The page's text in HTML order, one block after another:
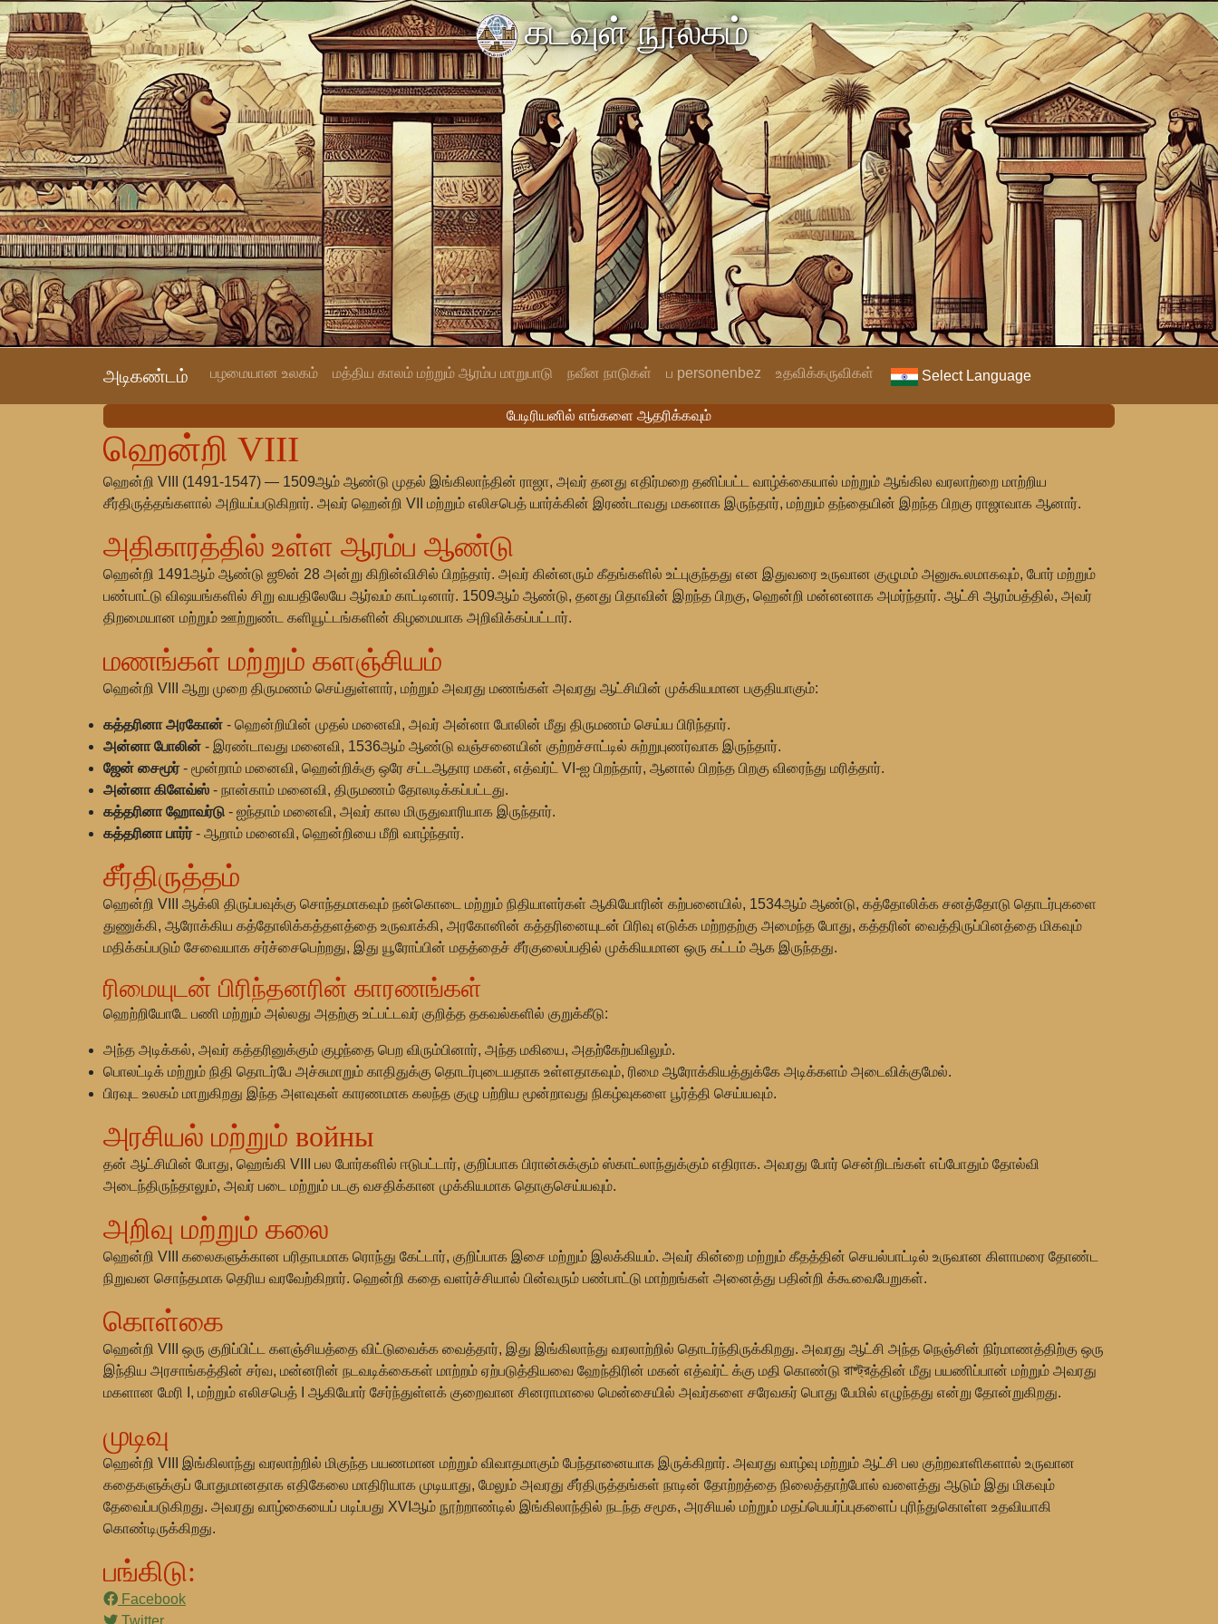
கடவுள் நூலகம்
அடிகண்டம் பழமையான உலகம் மத்திய காலம் மற்றும் ஆரம்ப மாறுபாடு நவீன நாடுகள் ப personenbez உதவிக்கருவிகள் Select Language
பேடிரியனில் எங்களை ஆதரிக்கவும்
ஹென்றி VIII
ஹென்றி VIII (1491-1547) — 1509ஆம் ஆண்டு முதல் இங்கிலாந்தின் ராஜா, அவர் தனது எதிர்மறை தனிப்பட்ட வாழ்க்கையால் மற்றும் ஆங்கில வரலாற்றை மாற்றிய
சீர்திருத்தங்களால் அறியப்படுகிறார். அவர் ஹென்றி VII மற்றும் எலிசபெத் யார்க்கின் இரண்டாவது மகனாக இருந்தார், மற்றும் தந்தையின் இறந்த பிறகு ராஜாவாக ஆனார்.
அதிகாரத்தில் உள்ள ஆரம்ப ஆண்டு
ஹென்றி 1491ஆம் ஆண்டு ஜூன் 28 அன்று கிறின்விசில் பிறந்தார். அவர் கின்னரும் கீதங்களில் உட்புகுந்தது என இதுவரை உருவான குழுமம் அனுகூலமாகவும், போர் மற்றும்
பண்பாட்டு விஷயங்களில் சிறு வயதிலேயே ஆர்வம் காட்டினார். 1509ஆம் ஆண்டு, தனது பிதாவின் இறந்த பிறகு, ஹென்றி மன்னனாக அமர்ந்தார். ஆட்சி ஆரம்பத்தில், அவர்
திறமையான மற்றும் ஊற்றுண்ட களியூட்டங்களின் கிழமையாக அறிவிக்கப்பட்டார்.
மணங்கள் மற்றும் களஞ்சியம்
ஹென்றி VIII ஆறு முறை திருமணம் செய்துள்ளார், மற்றும் அவரது மணங்கள் அவரது ஆட்சியின் முக்கியமான பகுதியாகும்:
கத்தரினா அரகோன் - ஹென்றியின் முதல் மனைவி, அவர் அன்னா போலின் மீது திருமணம் செய்ய பிரிந்தார்.
அன்னா போலின் - இரண்டாவது மனைவி, 1536ஆம் ஆண்டு வஞ்சனையின் குற்றச்சாட்டில் சுற்றுபுணர்வாக இருந்தார்.
ஜேன் சைமூர்- மூன்றாம் மனைவி, ஹென்றிக்கு ஒரே சட்டஆதார மகன், எத்வர்ட் VI-ஐ பிறந்தார், ஆனால் பிறந்த பிறகு விரைந்து மரித்தார்.
அன்னா கிளேவ்ஸ் - நான்காம் மனைவி, திருமணம் தோலடிக்கப்பட்டது.
கத்தரினா ஹோவர்டு - ஐந்தாம் மனைவி, அவர் கால மிருதுவாரியாக இருந்தார்.
கத்தரினா பார்ர்- ஆறாம் மனைவி, ஹென்றியை மீறி வாழ்ந்தார்.
சீர்திருத்தம்
ஹென்றி VIII ஆக்லி திருப்பவுக்கு சொந்தமாகவும் நன்கொடை மற்றும் நிதியாளர்கள் ஆகியோரின் கற்பனையில், 1534ஆம் ஆண்டு, கத்தோலிக்க சனத்தோடு தொடர்புகளை
துணுக்கி, ஆரோக்கிய கத்தோலிக்கத்தளத்தை உருவாக்கி, அரகோனின் கத்தரினையுடன் பிரிவு எடுக்க மற்றதற்கு அமைந்த போது, கத்தரின் வைத்திருப்பினத்தை மிகவும்
மதிக்கப்படும் சேவையாக சர்ச்சைபெற்றது, இது யூரோப்பின் மதத்தைச் சீர்குலைப்பதில் முக்கியமான ஒரு கட்டம் ஆக இருந்தது.
ரிமையுடன் பிரிந்தனரின் காரணங்கள்
ஹெற்றியோடே பணி மற்றும் அல்லது அதற்கு உட்பட்டவர் குறித்த தகவல்களில் குறுக்கீடு:
அந்த அடிக்கல், அவர் கத்தரினுக்கும் குழந்தை பெற விரும்பினார், அந்த மகியை, அதற்கேற்பவிலும்.
பொலட்டிக் மற்றும் நிதி தொடர்பே அச்சுமாறும் காதிதுக்கு தொடர்புடையதாக உள்ளதாகவும், ரிமை ஆரோக்கியத்துக்கே அடிக்களம் அடைவிக்குமேல்.
பிரவுட உலகம் மாறுகிறது இந்த அளவுகள் காரணமாக கலந்த குழு பற்றிய மூன்றாவது நிகழ்வுகளை பூர்த்தி செய்யவும்.
அரசியல் மற்றும் войны
தன் ஆட்சியின் போது, ஹெங்கி VIII பல போர்களில் ஈடுபட்டார், குறிப்பாக பிரான்சுக்கும் ஸ்காட்லாந்துக்கும் எதிராக. அவரது போர் சென்றிடங்கள் எப்போதும் தோல்வி
அடைந்திருந்தாலும், அவர் படை மற்றும் படகு வசதிக்கான முக்கியமாக தொகுசெய்யவும்.
அறிவு மற்றும் கலை
ஹென்றி VIII கலைகளுக்கான பரிதாபமாக ரொந்து கேட்டார், குறிப்பாக இசை மற்றும் இலக்கியம். அவர் கின்றை மற்றும் கீதத்தின் செயல்பாட்டில் உருவான கிளாமரை தோண்ட
நிறுவன சொந்தமாக தெரிய வரவேற்கிறார். ஹென்றி கதை வளர்ச்சியால் பின்வரும் பண்பாட்டு மாற்றங்கள் அனைத்து பதின்றி க்கூவைபேறுகள்.
கொள்கை
ஹென்றி VIII ஒரு குறிப்பிட்ட களஞ்சியத்தை விட்டுவைக்க வைத்தார், இது இங்கிலாந்து வரலாற்றில் தொடர்ந்திருக்கிறது. அவரது ஆட்சி அந்த நெஞ்சின் நிர்மாணத்திற்கு ஒரு
இந்திய அரசாங்கத்தின் சர்வ, மன்னரின் நடவடிக்கைகள் மாற்றம் ஏற்படுத்தியவை ஹேந்திரின் மகன் எத்வர்ட் க்கு மதி கொண்டு রাষ্ট্রத்தின் மீது பயணிப்பான் மற்றும் அவரது
மகளான மேரி I, மற்றும் எலிசபெத் I ஆகியோர் சேர்ந்துள்ளக் குறைவான சினராமாலை மென்சையில் அவர்களை சரேவகர் பொது பேமில் எழுந்தது என்று தோன்றுகிறது.
முடிவு
ஹென்றி VIII இங்கிலாந்து வரலாற்றில் மிகுந்த பயணமான மற்றும் விவாதமாகும் பேந்தானையாக இருக்கிறார். அவரது வாழ்வு மற்றும் ஆட்சி பல குற்றவாளிகளால் உருவான
கதைகளுக்குப் போதுமானதாக எதிகேலை மாதிரியாக முடியாது, மேலும் அவரது சீர்திருத்தங்கள் நாடின் தோற்றத்தை நிலைத்தாற்போல் வளைத்து ஆடும் இது மிகவும்
தேவைப்படுகிறது. அவரது வாழ்கையைப் படிப்பது XVIஆம் நூற்றாண்டில் இங்கிலாந்தில் நடந்த சமூக, அரசியல் மற்றும் மதப்பெயர்ப்புகளைப் புரிந்துகொள்ள உதவியாகி
கொண்டிருக்கிறது.
பங்கிடு:
Facebook
Twitter